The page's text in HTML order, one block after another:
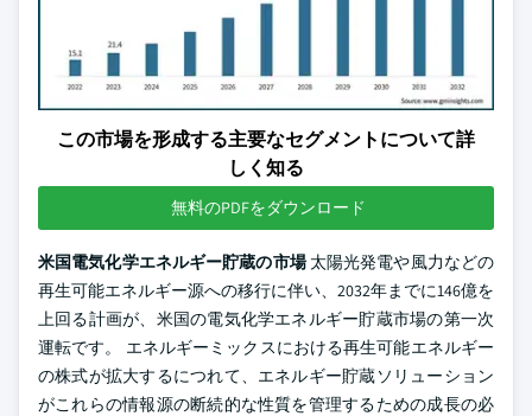
この市場を形成する主要なセグメントについて詳
しく知る
無料のPDFをダウンロード
米国電気化学エネルギー貯蔵の市場太陽光発電や風力などの
再生可能エネルギー源への移行に伴い、2032年までに146億を
上回る計画が、米国の電気化学エネルギー貯蔵市場の第一次
運転です。 エネルギーミックスにおける再生可能エネルギー
の株式が拡大するにつれて、エネルギー貯蔵ソリューション
がこれらの情報源の断続的な性質を管理するための成長の必